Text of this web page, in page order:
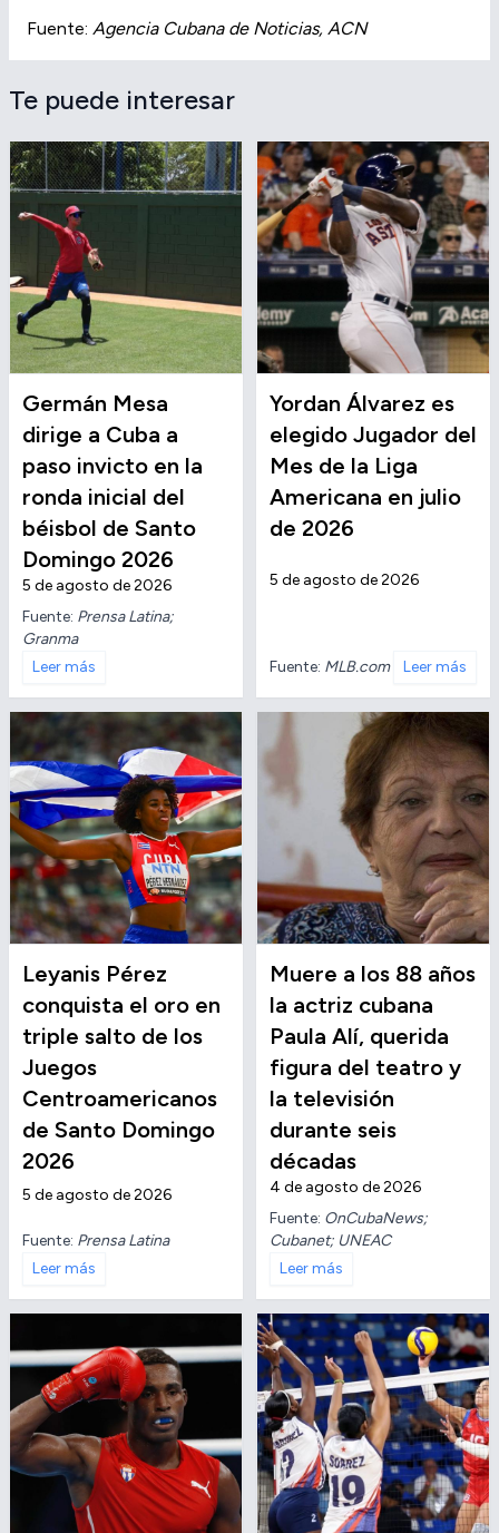
Fuente: Agencia Cubana de Noticias, ACN
Te puede interesar
Germán Mesa
dirige a Cuba a
paso invicto en la
ronda inicial del
béisbol de Santo
Domingo 2026
5 de agosto de 2026
Fuente: Prensa Latina;
Granma
Leer más
Yordan Álvarez es
elegido Jugador del
Mes de la Liga
Americana en julio
de 2026
5 de agosto de 2026
Fuente: MLB.com Leer más
Leyanis Pérez
conquista el oro en
triple salto de los
Juegos
Centroamericanos
de Santo Domingo
2026
5 de agosto de 2026
Fuente: Prensa Latina
Leer más
Muere a los 88 años
la actriz cubana
Paula Alí, querida
figura del teatro y
la televisión
durante seis
décadas
4 de agosto de 2026
Fuente: OnCubaNews;
Cubanet; UNEAC
Leer más